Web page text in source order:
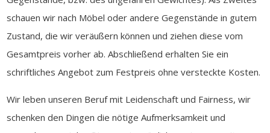
schauen wir nach Möbel oder andere Gegenstände in gutem
Zustand, die wir veräußern können und ziehen diese vom
Gesamtpreis vorher ab. Abschließend erhalten Sie ein
schriftliches Angebot zum Festpreis ohne versteckte Kosten.
Wir leben unseren Beruf mit Leidenschaft und Fairness, wir
schenken den Dingen die nötige Aufmerksamkeit und